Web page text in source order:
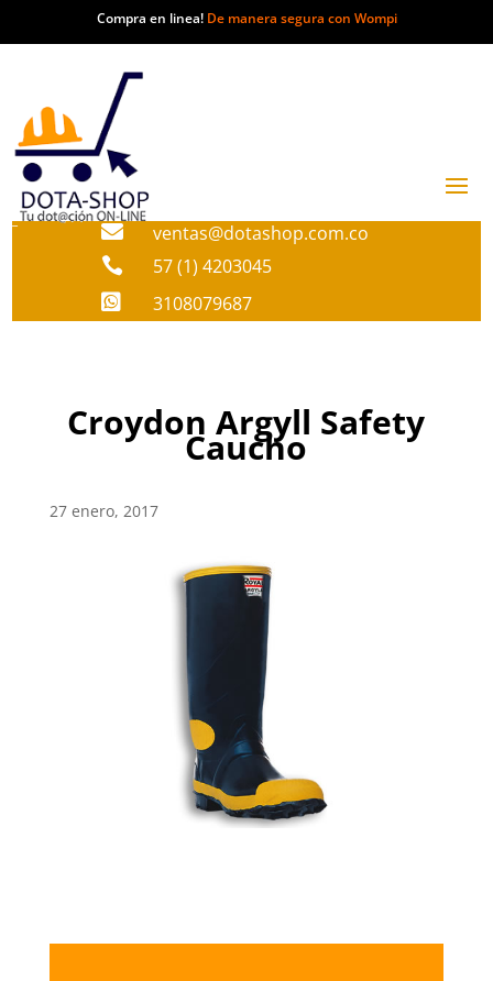
Compra en linea! De manera segura con Wompi
 ventas@dotashop.com.co
 57 (1) 4203045
 3108079687
Croydon Argyll Safety
Caucho
27 enero, 2017